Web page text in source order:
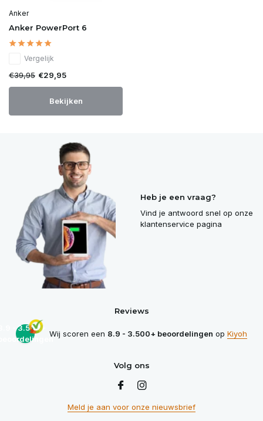
Anker
Anker PowerPort 6
Vergelijk
€39,95 €29,95
Bekijken
Heb je een vraag?
Vind je antwoord snel op onze
klantenservice pagina
Reviews
- 3.500+
Wij scoren een 8.9 - 3.500+ beoordelingen op Kiyoh
Volg ons
Meld je aan voor onze nieuwsbrief